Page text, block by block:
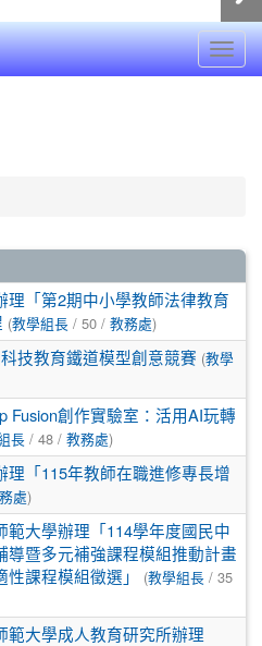
理「第2期中小學教師法律教育
(教學組長 / 50 / 教務處)
技教育鐵道模型創意競賽 (教學
Fusion創作實驗室：活用AI玩轉
長 / 48 / 教務處)
理「115年教師在職進修專長增
處)
範大學辦理「114學年度國民中
導暨多元補強課程模組推動計畫
課程模組徵選」
(教學組長 / 35
範大學成人教育研究所辦理